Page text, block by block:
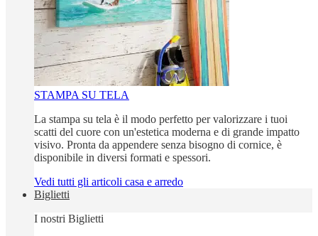
STAMPA SU TELA
La stampa su tela è il modo perfetto per valorizzare i tuoi
scatti del cuore con un'estetica moderna e di grande impatto
visivo. Pronta da appendere senza bisogno di cornice, è
disponibile in diversi formati e spessori.
Vedi tutti gli articoli casa e arredo
Biglietti
I nostri Biglietti